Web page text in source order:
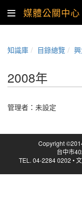
媒體公關中心
知識庫 目錄總覽
2008年
管理者：未設定
Copyright
台中市
TEL. 04-2284 0202 •